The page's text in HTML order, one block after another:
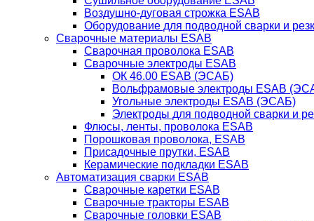
Воздушно-дуговая строжка ESAB
Оборудование для подводной сварки и
Сварочные материалы ESAB
Сварочная проволока ESAB
Сварочные электроды ESAB
ОК 46.00 ESAB (ЭСАБ)
Вольфрамовые электроды ESAB
Угольные электроды ESAB (ЭСАБ)
Электроды для подводной сварки и
Флюсы, ленты, проволока ESAB
Порошковая проволока, ESAB
Присадочные прутки, ESAB
Керамические подкладки ESAB
Автоматизация сварки ESAB
Сварочные каретки ESAB
Сварочные тракторы ESAB
Сварочные головки ESAB